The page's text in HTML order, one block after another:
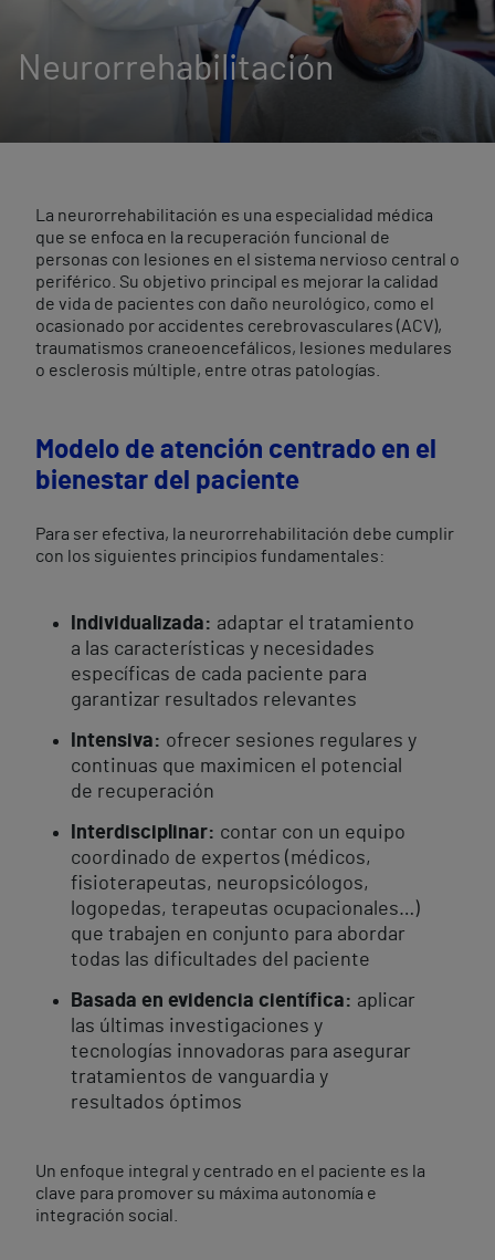
Neurorrehabilitación
La neurorrehabilitación es una especialidad médica
que se enfoca en la recuperación funcional de
personas con lesiones en el sistema nervioso central o
periférico. Su objetivo principal es mejorar la calidad
de vida de pacientes con daño neurológico, como el
ocasionado por accidentes cerebrovasculares (ACV),
traumatismos craneoencefálicos, lesiones medulares
o esclerosis múltiple, entre otras patologías.
Modelo de atención centrado en el
bienestar del paciente
Para ser efectiva, la neurorrehabilitación debe cumplir
con los siguientes principios fundamentales:
Individualizada: adaptar el tratamiento
a las características y necesidades
específicas de cada paciente para
garantizar resultados relevantes
Intensiva: ofrecer sesiones regulares y
continuas que maximicen el potencial
de recuperación
Interdisciplinar: contar con un equipo
coordinado de expertos (médicos,
fisioterapeutas, neuropsicólogos,
logopedas, terapeutas ocupacionales…)
que trabajen en conjunto para abordar
todas las dificultades del paciente
Basada en evidencia científica: aplicar
las últimas investigaciones y
tecnologías innovadoras para asegurar
tratamientos de vanguardia y
resultados óptimos
Un enfoque integral y centrado en el paciente es la
clave para promover su máxima autonomía e
integración social.